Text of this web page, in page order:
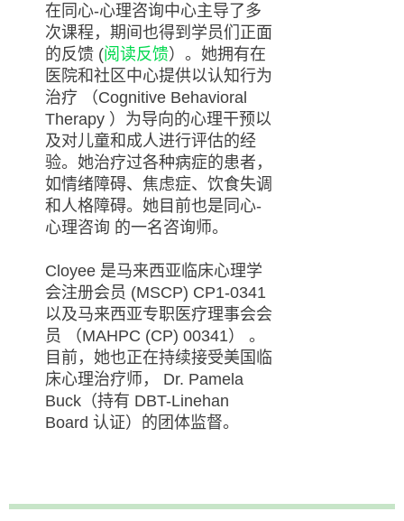
在同心-心理咨询中心主导了多
次课程，期间也得到学员们正面
的反馈 (阅读反馈）。她拥有在
医院和社区中心提供以认知行为
治疗 （Cognitive Behavioral
Therapy ）为导向的心理干预以
及对儿童和成人进行评估的经
验。她治疗过各种病症的患者，
如情绪障碍、焦虑症、饮食失调
和人格障碍。她目前也是同心-
心理咨询 的一名咨询师。
Cloyee 是马来西亚临床心理学
会注册会员 (MSCP) CP1-0341
以及马来西亚专职医疗理事会会
员 （MAHPC (CP) 00341） 。
目前，她也正在持续接受美国临
床心理治疗师， Dr. Pamela
Buck（持有 DBT-Linehan
Board 认证）的团体监督。